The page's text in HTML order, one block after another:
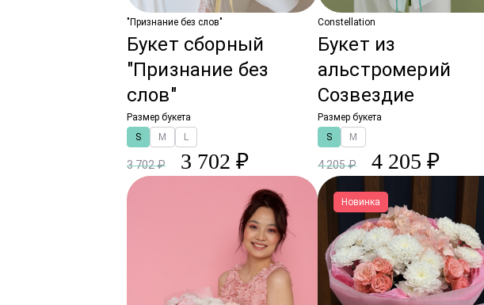
"Признание без слов"
Букет сборный
"Признание без
слов"
Размер букета
S
M L
3 702 ₽ 3 702 ₽
Constellation
Букет из
альстромерий
Созвездие
Размер букета
S
M
4 205 ₽ 4 205 ₽
Новинка